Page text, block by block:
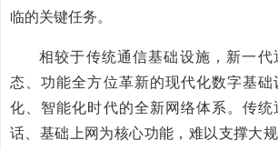
临的关键任务。
相较于传统通信基础设施，新一代
态、功能全方位革新的现代化数字基
化、智能化时代的全新网络体系。传统
话、基础上网为核心功能，难以支撑大